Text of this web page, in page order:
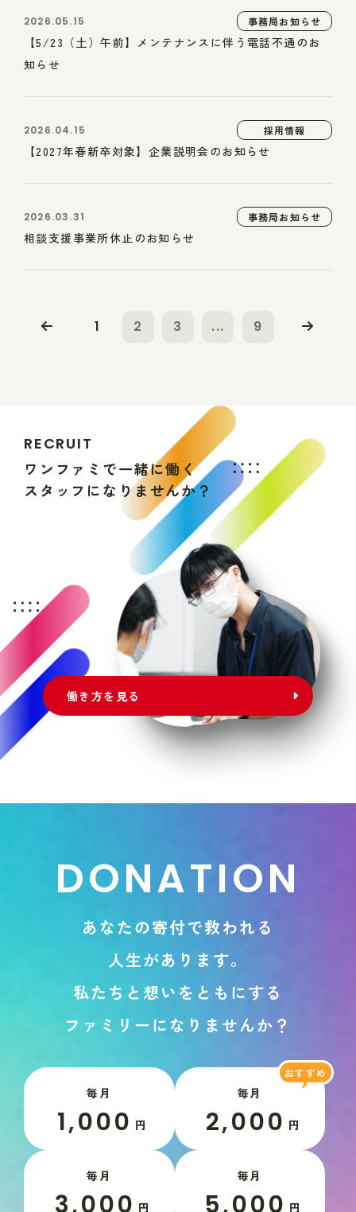
2026.05.15 事務局お知らせ
【5/23（土）午前】メンテナンスに伴う電話不通のお
知らせ
2026.04.15 採用情報
【2027年春新卒対象】企業説明会のお知らせ
2026.03.31 事務局お知らせ
相談支援事業所休止のお知らせ
1 2 3 ... 9
RECRUIT
ワ ン フ ァ ミ で一緒に働 く
ス タ ッ フ にな りま せんか？
働き方を見る
DONATION
あ な たの寄付で救われ る
人生があ り ま す。
私た ち と 想い を と も にする
フ ァ ミ リ ーに な り ま せんか ？
毎月
1,000 円
毎月
2,000 円
毎月
3,000 円
毎月
5,000 円